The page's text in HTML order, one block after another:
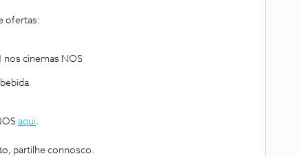
ofertas:
nos cinemas NOS
aqui.
partilhe connosco.